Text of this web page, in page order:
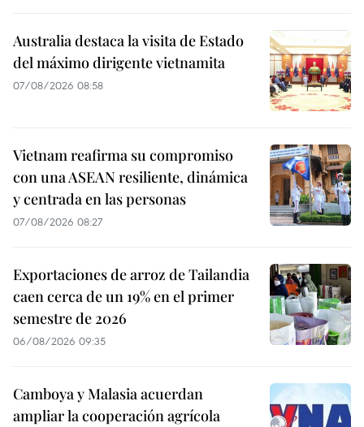
Australia destaca la visita de Estado
del máximo dirigente vietnamita
07/08/2026 08:58
Vietnam reafirma su compromiso
con una ASEAN resiliente, dinámica
y centrada en las personas
07/08/2026 08:27
Exportaciones de arroz de Tailandia
caen cerca de un 19% en el primer
semestre de 2026
06/08/2026 09:35
Camboya y Malasia acuerdan
ampliar la cooperación agrícola